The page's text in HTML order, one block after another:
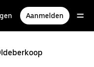
Aanmelden